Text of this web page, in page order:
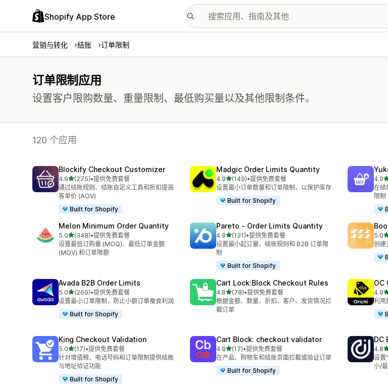
Shopify App Store
营销与转化 结账 订单限制
订单限制应用
设置客户限购数量、重量限制、最低购买量以及其他限制条件。
120 个应用
Blockify Checkout Customizer
4.9星（满分 5 星）
(275)
总共 275 条评论
•提供免费套餐
通过结账规则、结账自定义工具和折扣提高
客单价 (AOV)
Built for Shopify
Madgic Order Limits Quantity
4.9星（满分 5 星）
(149)
总共 149 条评论
•提供免费套餐
设置最小订单数量和订单限制，以保护库存
Built for Shopify
4.9
总共
在结
限制
Melon Minimum Order Quantity
5.0星（满分 5 星）
(348)
总共 348 条评论
•提供免费套餐
设置最低订购量 (MOQ)、最低订单金额
(MOV) 和订单限额
Pareto ‑ Order Limits Quantity
4.9星（满分 5 星）
(131)
总共 131 条评论
•提供免费套餐
设置最小起订量、结账规则和 B2B 订单限
制
Built for Shopify
5.0
总共
创建
Avada B2B Order Limits
5.0星（满分 5 星）
(269)
总共 269 条评论
•提供免费套餐
设置最小订单限制，防止小额订单蚕食利润
Built for Shopify
Cart Lock:Block Checkout Rules
4.8星（满分 5 星）
(78)
总共 78 条评论
•提供免费套餐
根据金额、数量、折扣、客户、发货情况拦
截订单
OC
4.9
总共
利用
King Checkout Validation
5.0星（满分 5 星）
(17)
总共 17 条评论
•提供免费套餐
针对增值税、电话号码和订单限制提供结账
与地址验证功能
Built for Shopify
Cart Block: checkout validator
4.9星（满分 5 星）
(17)
总共 17 条评论
•提供免费套餐
在产品、购物车和结账页面拦截或验证订单
Built for Shopify
DC
4.8
总共
设置
小/